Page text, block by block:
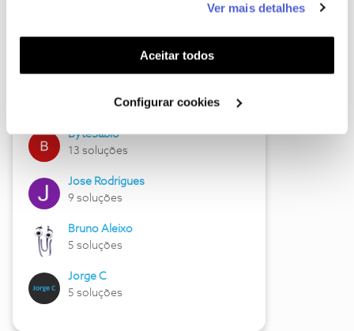
funcionalidades (cookies de personalização e
funcionalidade) e adaptar anúncios aos seus interesses
(cookies de publicidade personalizada). Pode gerir a
utilização dos cookies clicando em "Configurar
Ver mais detalhes
Aceitar todos
Configurar cookies
Hall of Fame de julho
17 soluções
ByteSábio
13 soluções
Jose Rodrigues
9 soluções
Bruno Aleixo
5 soluções
Jorge C
5 soluções